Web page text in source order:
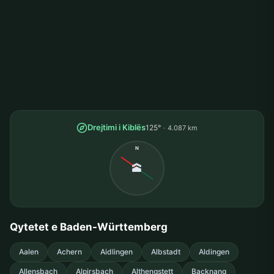
Drejtimi i Kiblës125° 4.087 km
N
🕋
Qytetet e Baden-Württemberg
Aalen Achern Aidlingen Albstadt Aldingen
Allensbach Alpirsbach Althengstett Backnang